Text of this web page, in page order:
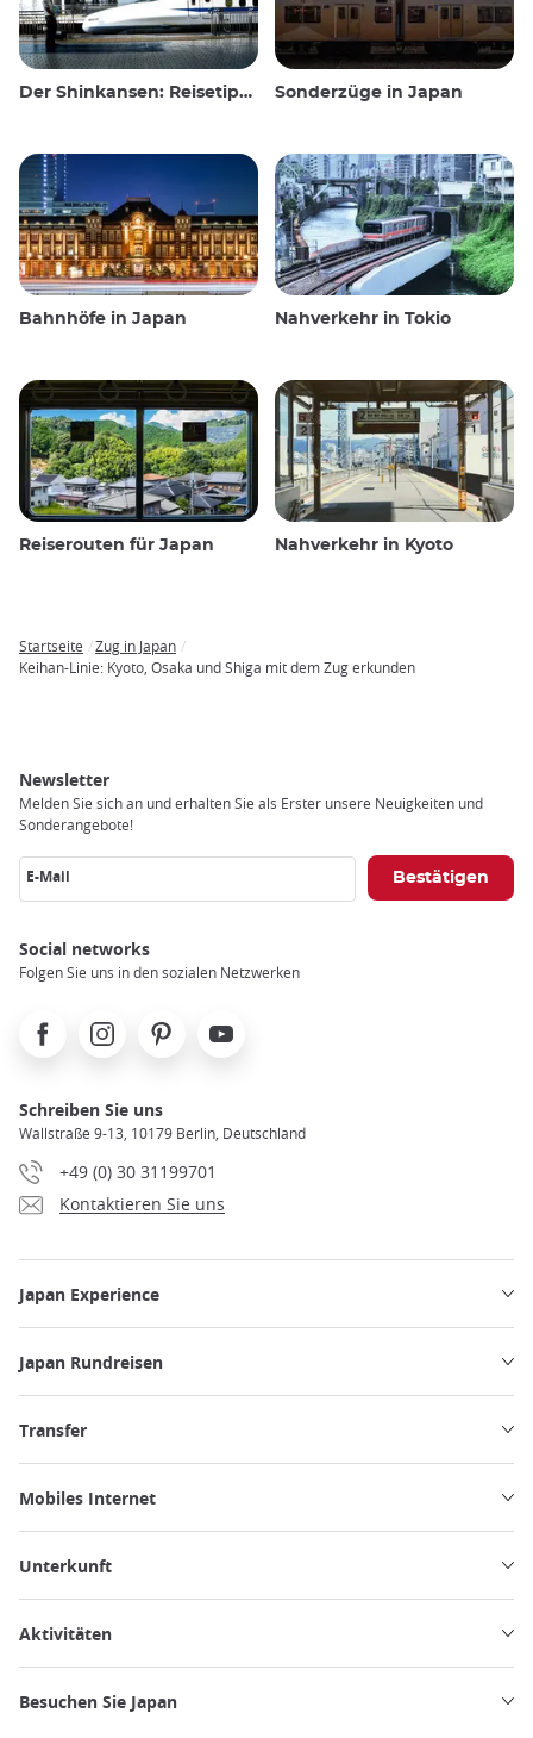
Der Shinkansen: Reisetipps für den japanischen Hochgeschwindigkeitszug Sonderzüge in Japan
Bahnhöfe in Japan Nahverkehr in Tokio
Reiserouten für Japan Nahverkehr in Kyoto
Breadcrumb
Startseite
Zug in Japan
Keihan-Linie: Kyoto, Osaka und Shiga mit dem Zug erkunden
Newsletter
Melden Sie sich an und erhalten Sie als Erster unsere Neuigkeiten und
Sonderangebote!
E-Mail
Social networks
Folgen Sie uns in den sozialen Netzwerken
FacebookInstagramPinterest Youtube
Schreiben Sie uns
Wallstraße 9-13, 10179 Berlin, Deutschland
+49 (0) 30 31199701
Kontaktieren Sie uns
Japan Experience
Japan Rundreisen
Transfer
Mobiles Internet
Unterkunft
Aktivitäten
Besuchen Sie Japan